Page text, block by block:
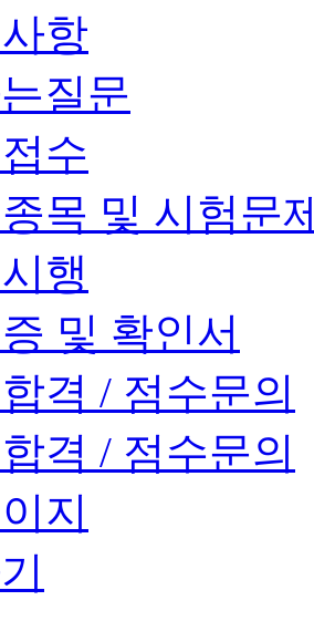
항
질문
수
목 및 시험문
행
및 확인서
격 / 점수문의
격 / 점수문의
지